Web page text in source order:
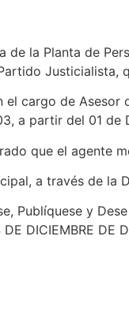
de la Planta de
el cargo de
a partir del 01 de
que el agente
a través de la
Publíquese y Dese
DICIEMBRE DE